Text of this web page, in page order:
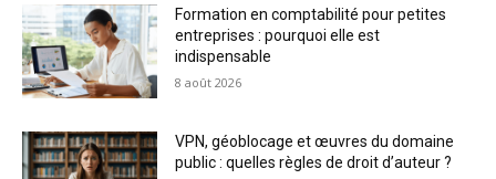
Formation en comptabilité pour petites
entreprises : pourquoi elle est
indispensable
8 août 2026
VPN, géoblocage et œuvres du domaine
public : quelles règles de droit d’auteur ?